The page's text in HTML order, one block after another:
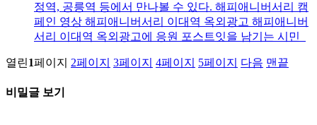
정역, 공릉역 등에서 만나볼 수 있다. 해피애니버서리 캠
페인 영상 해피애니버서리 이대역 옥외광고 해피애니버
서리 이대역 옥외광고에 응원 포스트잇을 남기는 시민
열린1페이지 2페이지 3페이지 4페이지 5페이지 다음 맨끝
비밀글 보기